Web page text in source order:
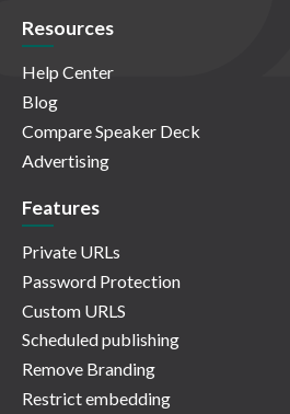
Resources
Help Center
Blog
Compare Speaker Deck
Advertising
Features
Private URLs
Password Protection
Custom URLS
Scheduled publishing
Remove Branding
Restrict embedding